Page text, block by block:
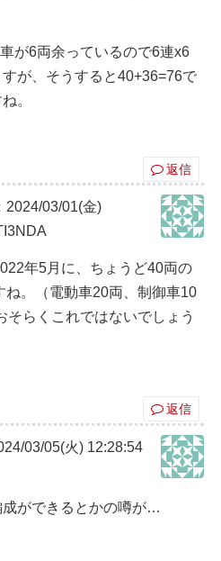
が6両余っているので6連x6
が、そうすると40+36=76で
。
返信
2024/03/01(金)
年5月に、ちょうど40両の
ね。（電動車20両、制御車10
そらくこれではないでしょう
返信
03/05(火) 12:28:54
ができるとかの噂が…